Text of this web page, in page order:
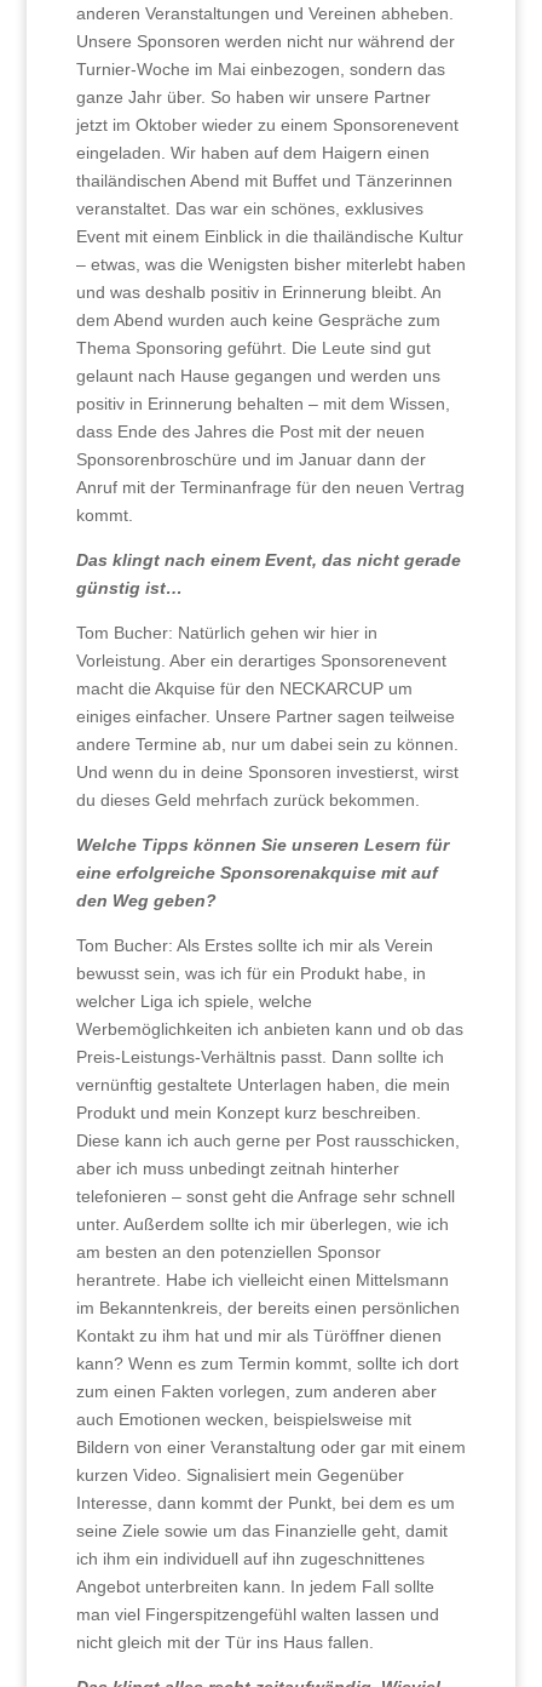
anderen Veranstaltungen und Vereinen abheben.
Unsere Sponsoren werden nicht nur während der
Turnier-Woche im Mai einbezogen, sondern das
ganze Jahr über. So haben wir unsere Partner
jetzt im Oktober wieder zu einem Sponsorenevent
eingeladen. Wir haben auf dem Haigern einen
thailändischen Abend mit Buffet und Tänzerinnen
veranstaltet. Das war ein schönes, exklusives
Event mit einem Einblick in die thailändische Kultur
– etwas, was die Wenigsten bisher miterlebt haben
und was deshalb positiv in Erinnerung bleibt. An
dem Abend wurden auch keine Gespräche zum
Thema Sponsoring geführt. Die Leute sind gut
gelaunt nach Hause gegangen und werden uns
positiv in Erinnerung behalten – mit dem Wissen,
dass Ende des Jahres die Post mit der neuen
Sponsorenbroschüre und im Januar dann der
Anruf mit der Terminanfrage für den neuen Vertrag
kommt.
Das klingt nach einem Event, das nicht gerade
günstig ist…
Tom Bucher: Natürlich gehen wir hier in
Vorleistung. Aber ein derartiges Sponsorenevent
macht die Akquise für den NECKARCUP um
einiges einfacher. Unsere Partner sagen teilweise
andere Termine ab, nur um dabei sein zu können.
Und wenn du in deine Sponsoren investierst, wirst
du dieses Geld mehrfach zurück bekommen.
Welche Tipps können Sie unseren Lesern für
eine erfolgreiche Sponsorenakquise mit auf
den Weg geben?
Tom Bucher: Als Erstes sollte ich mir als Verein
bewusst sein, was ich für ein Produkt habe, in
welcher Liga ich spiele, welche
Werbemöglichkeiten ich anbieten kann und ob das
Preis-Leistungs-Verhältnis passt. Dann sollte ich
vernünftig gestaltete Unterlagen haben, die mein
Produkt und mein Konzept kurz beschreiben.
Diese kann ich auch gerne per Post rausschicken,
aber ich muss unbedingt zeitnah hinterher
telefonieren – sonst geht die Anfrage sehr schnell
unter. Außerdem sollte ich mir überlegen, wie ich
am besten an den potenziellen Sponsor
herantrete. Habe ich vielleicht einen Mittelsmann
im Bekanntenkreis, der bereits einen persönlichen
Kontakt zu ihm hat und mir als Türöffner dienen
kann? Wenn es zum Termin kommt, sollte ich dort
zum einen Fakten vorlegen, zum anderen aber
auch Emotionen wecken, beispielsweise mit
Bildern von einer Veranstaltung oder gar mit einem
kurzen Video. Signalisiert mein Gegenüber
Interesse, dann kommt der Punkt, bei dem es um
seine Ziele sowie um das Finanzielle geht, damit
ich ihm ein individuell auf ihn zugeschnittenes
Angebot unterbreiten kann. In jedem Fall sollte
man viel Fingerspitzengefühl walten lassen und
nicht gleich mit der Tür ins Haus fallen.